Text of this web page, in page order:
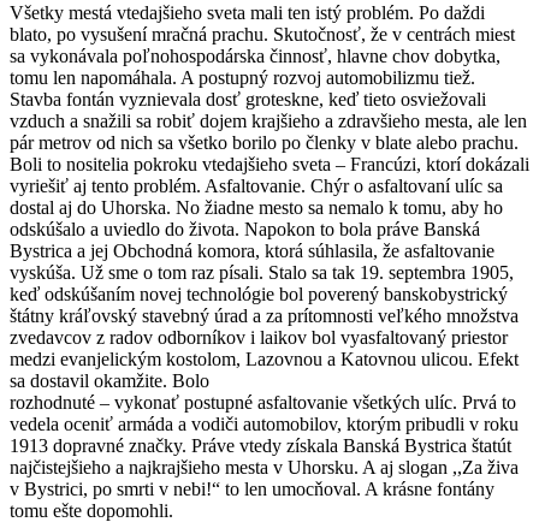
Všetky mestá vtedajšieho sveta mali ten istý problém. Po daždi
blato, po vysušení mračná prachu. Skutočnosť, že v centrách miest
sa vykonávala poľnohospodárska činnosť, hlavne chov dobytka,
tomu len napomáhala. A postupný rozvoj automobilizmu tiež.
Stavba fontán vyznievala dosť groteskne, keď tieto osviežovali
vzduch a snažili sa robiť dojem krajšieho a zdravšieho mesta, ale len
pár metrov od nich sa všetko borilo po členky v blate alebo prachu.
Boli to nositelia pokroku vtedajšieho sveta – Francúzi, ktorí dokázali
vyriešiť aj tento problém. Asfaltovanie. Chýr o asfaltovaní ulíc sa
dostal aj do Uhorska. No žiadne mesto sa nemalo k tomu, aby ho
odskúšalo a uviedlo do života. Napokon to bola práve Banská
Bystrica a jej Obchodná komora, ktorá súhlasila, že asfaltovanie
vyskúša. Už sme o tom raz písali. Stalo sa tak 19. septembra 1905,
keď odskúšaním novej technológie bol poverený banskobystrický
štátny kráľovský stavebný úrad a za prítomnosti veľkého množstva
zvedavcov z radov odborníkov i laikov bol vyasfaltovaný priestor
medzi evanjelickým kostolom, Lazovnou a Katovnou ulicou. Efekt
sa dostavil okamžite. Bolo
rozhodnuté – vykonať postupné asfaltovanie všetkých ulíc. Prvá to
vedela oceniť armáda a vodiči automobilov, ktorým pribudli v roku
1913 dopravné značky. Práve vtedy získala Banská Bystrica štatút
najčistejšieho a najkrajšieho mesta v Uhorsku. A aj slogan ,,Za živa
v Bystrici, po smrti v nebi!“ to len umocňoval. A krásne fontány
tomu ešte dopomohli.